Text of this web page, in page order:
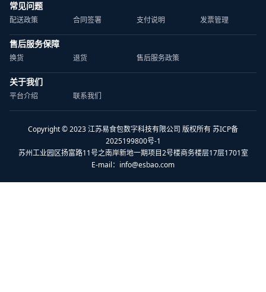
常见问题
配送政策 合同签署 支付说明 发票管理
售后服务保障
换货 退货 售后服务政策
关于我们
平台介绍 联系我们
Copyright © 2023 江苏易食包数字科技有限公司 版权所有 苏ICP备
2025199800号-1
苏州工业园区扬富路11号之南岸新地一期项目2号楼商务楼层17层1701室
E-mail： info@esbao.com